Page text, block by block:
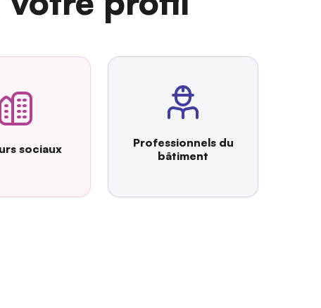
sociaux
Professionnels du
bâtiment